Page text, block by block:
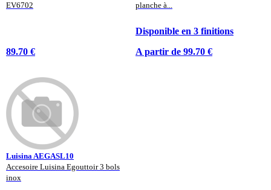
EV6702
89.70 €
planche à...
Disponible en 3 finitions
A partir de 99.70 €
Luisina AEGASL10
Accesoire Luisina Egouttoir 3 bols
inox